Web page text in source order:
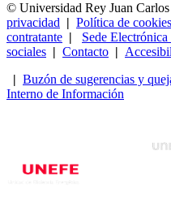
© Universidad Rey Juan Carlos
privacidad
Política de cookies
contratante
Sede Electrónica
sociales
Contacto
Buzón de sugerencias y
Interno de Información